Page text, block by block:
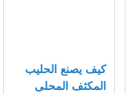
كيف يصنع الحليب
المكثف المحلى